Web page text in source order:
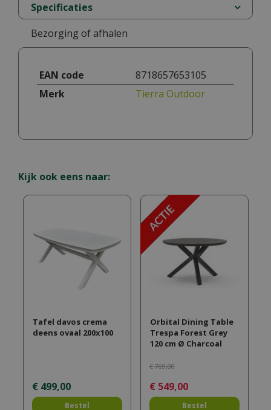
Specificaties
Bezorging of afhalen
EAN code
8718657653105
Merk
Tierra Outdoor
Kijk ook eens naar:
Tafel davos crema
deens ovaal 200x100
€ 499,00
Bestel
Orbital Dining Table
Trespa Forest Grey
120 cm Ø Charcoal
€ 769,00
€ 549,00
Bestel